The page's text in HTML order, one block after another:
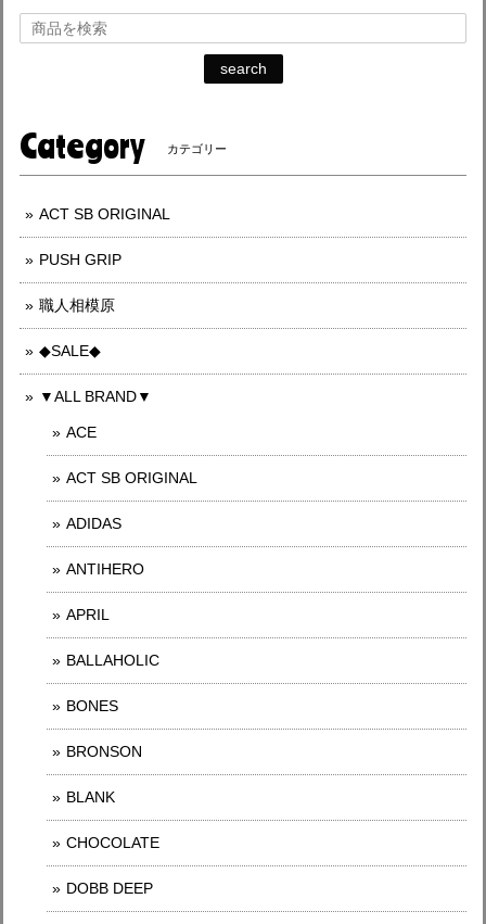
search
Category カテゴリー
ACT SB ORIGINAL
PUSH GRIP
職人相模原
◆SALE◆
▼ALL BRAND▼
ACE
ACT SB ORIGINAL
ADIDAS
ANTIHERO
APRIL
BALLAHOLIC
BONES
BRONSON
BLANK
CHOCOLATE
DOBB DEEP